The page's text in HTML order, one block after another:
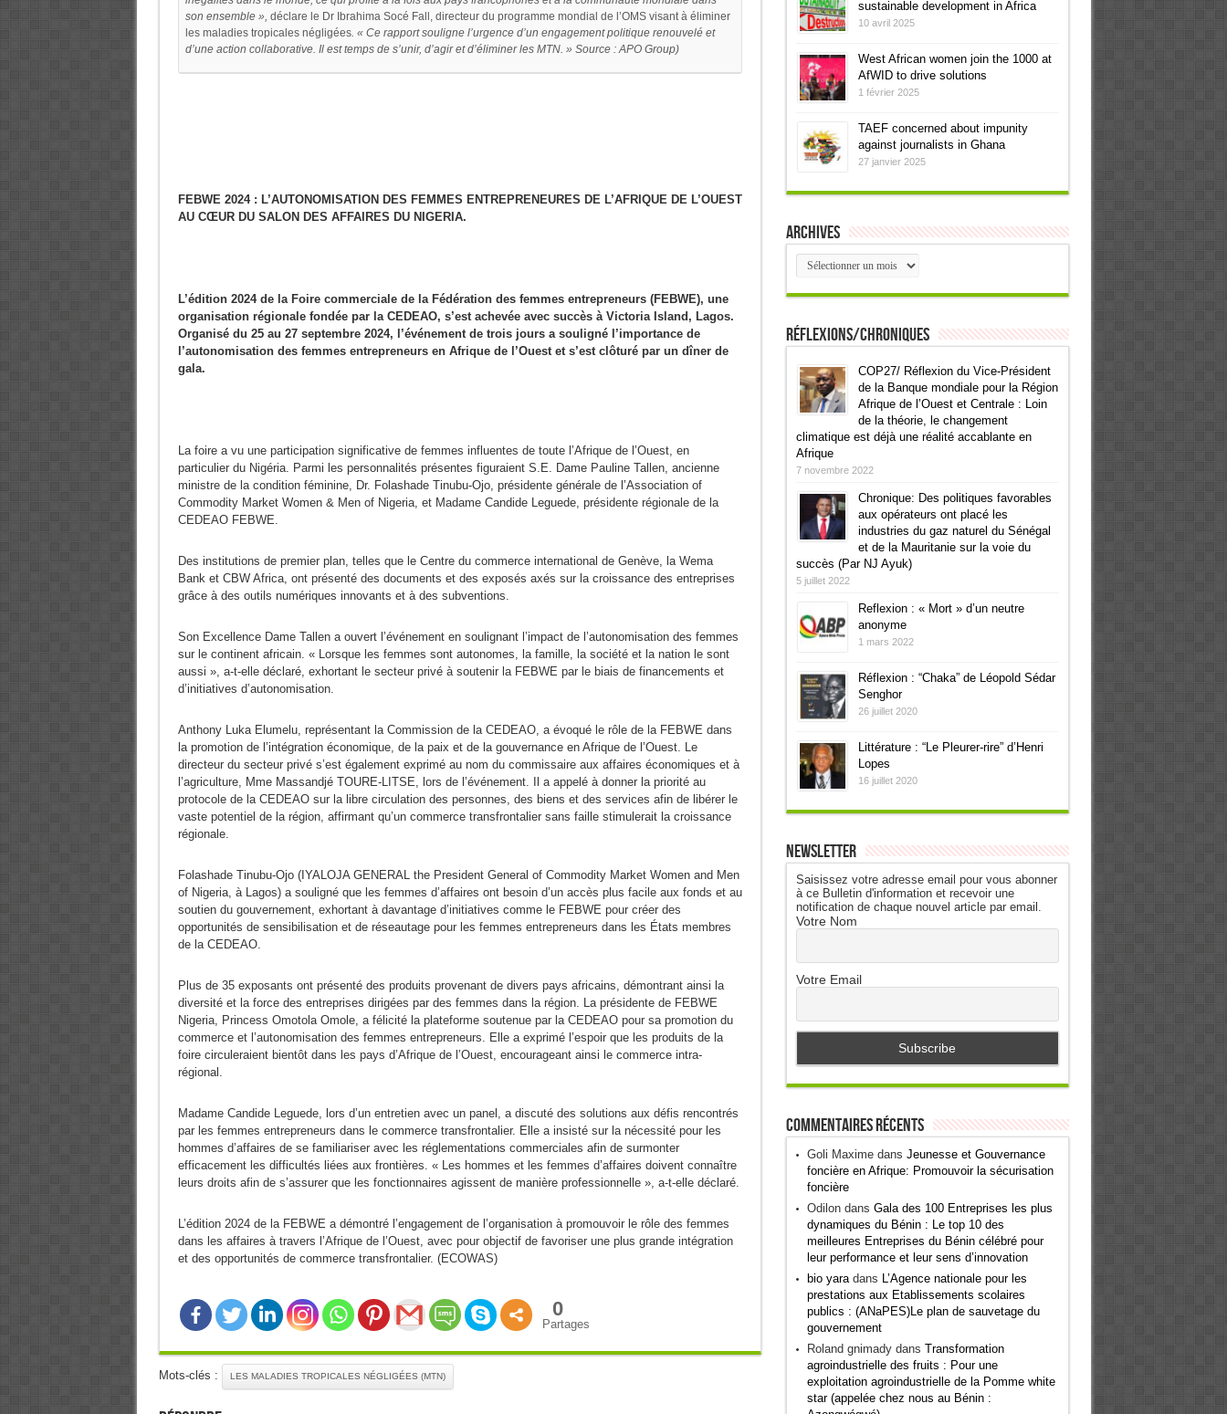
son ensemble », déclare le Dr Ibrahima Socé Fall, directeur du programme mondial de l’OMS visant à éliminer
les maladies tropicales négligées. « Ce rapport souligne l’urgence d’un engagement politique renouvelé et
d’une action collaborative. Il est temps de s’unir, d’agir et d’éliminer les MTN. » Source : APO Group)
FEBWE 2024 : L’AUTONOMISATION DES FEMMES ENTREPRENEURES DE L’AFRIQUE DE L’OUEST
AU CŒUR DU SALON DES AFFAIRES DU NIGERIA.
L’édition 2024 de la Foire commerciale de la Fédération des femmes entrepreneurs (FEBWE), une
organisation régionale fondée par la CEDEAO, s’est achevée avec succès à Victoria Island, Lagos.
Organisé du 25 au 27 septembre 2024, l’événement de trois jours a souligné l’importance de
l’autonomisation des femmes entrepreneurs en Afrique de l’Ouest et s’est clôturé par un dîner de
gala.
La foire a vu une participation significative de femmes influentes de toute l’Afrique de l’Ouest, en
particulier du Nigéria. Parmi les personnalités présentes figuraient S.E. Dame Pauline Tallen, ancienne
ministre de la condition féminine, Dr. Folashade Tinubu-Ojo, présidente générale de l’Association of
Commodity Market Women & Men of Nigeria, et Madame Candide Leguede, présidente régionale de la
CEDEAO FEBWE.
Des institutions de premier plan, telles que le Centre du commerce international de Genève, la Wema
Bank et CBW Africa, ont présenté des documents et des exposés axés sur la croissance des entreprises
grâce à des outils numériques innovants et à des subventions.
Son Excellence Dame Tallen a ouvert l’événement en soulignant l’impact de l’autonomisation des femmes
sur le continent africain. « Lorsque les femmes sont autonomes, la famille, la société et la nation le sont
aussi », a-t-elle déclaré, exhortant le secteur privé à soutenir la FEBWE par le biais de financements et
d’initiatives d’autonomisation.
Anthony Luka Elumelu, représentant la Commission de la CEDEAO, a évoqué le rôle de la FEBWE dans
la promotion de l’intégration économique, de la paix et de la gouvernance en Afrique de l’Ouest. Le
directeur du secteur privé s’est également exprimé au nom du commissaire aux affaires économiques et à
l’agriculture, Mme Massandjé TOURE-LITSE, lors de l’événement. Il a appelé à donner la priorité au
protocole de la CEDEAO sur la libre circulation des personnes, des biens et des services afin de libérer le
vaste potentiel de la région, affirmant qu’un commerce transfrontalier sans faille stimulerait la croissance
régionale.
Folashade Tinubu-Ojo (IYALOJA GENERAL the President General of Commodity Market Women and Men
of Nigeria, à Lagos) a souligné que les femmes d’affaires ont besoin d’un accès plus facile aux fonds et au
soutien du gouvernement, exhortant à davantage d’initiatives comme le FEBWE pour créer des
opportunités de sensibilisation et de réseautage pour les femmes entrepreneurs dans les États membres
de la CEDEAO.
Plus de 35 exposants ont présenté des produits provenant de divers pays africains, démontrant ainsi la
diversité et la force des entreprises dirigées par des femmes dans la région. La présidente de FEBWE
Nigeria, Princess Omotola Omole, a félicité la plateforme soutenue par la CEDEAO pour sa promotion du
commerce et l’autonomisation des femmes entrepreneurs. Elle a exprimé l’espoir que les produits de la
foire circuleraient bientôt dans les pays d’Afrique de l’Ouest, encourageant ainsi le commerce intra-
régional.
Madame Candide Leguede, lors d’un entretien avec un panel, a discuté des solutions aux défis rencontrés
par les femmes entrepreneurs dans le commerce transfrontalier. Elle a insisté sur la nécessité pour les
hommes d’affaires de se familiariser avec les réglementations commerciales afin de surmonter
efficacement les difficultés liées aux frontières. « Les hommes et les femmes d’affaires doivent connaître
leurs droits afin de s’assurer que les fonctionnaires agissent de manière professionnelle », a-t-elle déclaré.
L’édition 2024 de la FEBWE a démontré l’engagement de l’organisation à promouvoir le rôle des femmes
dans les affaires à travers l’Afrique de l’Ouest, avec pour objectif de favoriser une plus grande intégration
et des opportunités de commerce transfrontalier. (ECOWAS)
0
Partages
Mots-clés : LES MALADIES TROPICALES NÉGLIGÉES (MTN)
sustainable development in Africa
10 avril 2025
West African women join the 1000 at
AfWID to drive solutions
1 février 2025
TAEF concerned about impunity
against journalists in Ghana
27 janvier 2025
Archives
Archives
Réflexions/Chroniques
COP27/ Réflexion du Vice-Président
de la Banque mondiale pour la Région
Afrique de l’Ouest et Centrale : Loin
de la théorie, le changement
climatique est déjà une réalité accablante en
Afrique
7 novembre 2022
Chronique: Des politiques favorables
aux opérateurs ont placé les
industries du gaz naturel du Sénégal
et de la Mauritanie sur la voie du
succès (Par NJ Ayuk)
5 juillet 2022
Reflexion : « Mort » d’un neutre
anonyme
1 mars 2022
Réflexion : “Chaka” de Léopold Sédar
Senghor
26 juillet 2020
Littérature : “Le Pleurer-rire” d’Henri
Lopes
16 juillet 2020
Newsletter
Saisissez votre adresse email pour vous abonner
à ce Bulletin d'information et recevoir une
notification de chaque nouvel article par email.
Votre Nom
Votre Email
Commentaires récents
Goli Maximedans Jeunesse et Gouvernance
foncière en Afrique: Promouvoir la sécurisation
foncière
Odilondans Gala des 100 Entreprises les plus
dynamiques du Bénin : Le top 10 des
meilleures Entreprises du Bénin célébré pour
leur performance et leur sens d’innovation
bio yaradans L’Agence nationale pour les
prestations aux Etablissements scolaires
publics : (ANaPES)Le plan de sauvetage du
gouvernement
Roland gnimadydans Transformation
agroindustrielle des fruits : Pour une
exploitation agroindustrielle de la Pomme white
star (appelée chez nous au Bénin :